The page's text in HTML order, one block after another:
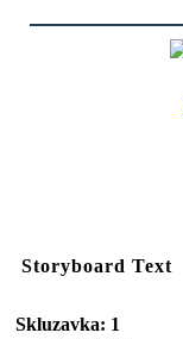
Storyboard Text
Skluzavka: 1